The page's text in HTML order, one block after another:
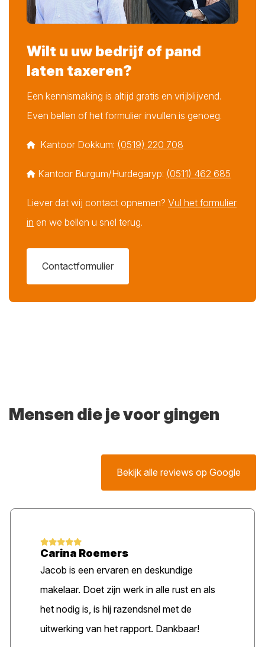
Wilt u uw bedrijf of pand
laten taxeren?
Een kennismaking is altijd gratis en vrijblijvend.
Even bellen of het formulier invullen is genoeg.
Kantoor Dokkum: (0519) 220 708
Kantoor Burgum/Hurdegaryp: (0511) 462 685
Liever dat wij contact opnemen? Vul het formulier
in en we bellen u snel terug.
Contactformulier
Mensen die je voor gingen
Bekijk alle reviews op Google
Carina Roemers
Jacob is een ervaren en deskundige
makelaar. Doet zijn werk in alle rust en als
het nodig is, is hij razendsnel met de
uitwerking van het rapport. Dankbaar!